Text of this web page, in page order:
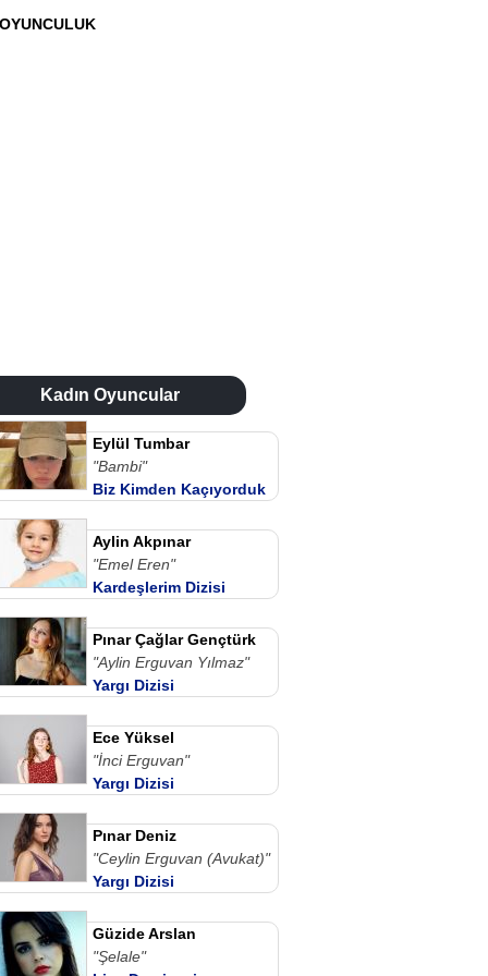
OYUNCULUK
Kadın Oyuncular
Eylül Tumbar
"Bambi"
Biz Kimden Kaçıyorduk
Aylin Akpınar
"Emel Eren"
Kardeşlerim Dizisi
Pınar Çağlar Gençtürk
"Aylin Erguvan Yılmaz"
Yargı Dizisi
Ece Yüksel
"İnci Erguvan"
Yargı Dizisi
Pınar Deniz
"Ceylin Erguvan (Avukat)"
Yargı Dizisi
Güzide Arslan
"Şelale"